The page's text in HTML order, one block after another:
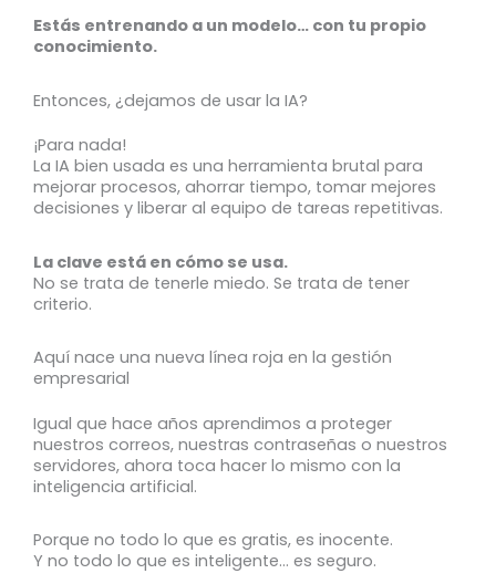
Estás entrenando a un modelo… con tu propio
conocimiento.
Entonces, ¿dejamos de usar la IA?
¡Para nada!
La IA bien usada es una herramienta brutal para
mejorar procesos, ahorrar tiempo, tomar mejores
decisiones y liberar al equipo de tareas repetitivas.
La clave está en cómo se usa.
No se trata de tenerle miedo. Se trata de tener
criterio.
Aquí nace una nueva línea roja en la gestión
empresarial
Igual que hace años aprendimos a proteger
nuestros correos, nuestras contraseñas o nuestros
servidores, ahora toca hacer lo mismo con la
inteligencia artificial.
Porque no todo lo que es gratis, es inocente.
Y no todo lo que es inteligente… es seguro.